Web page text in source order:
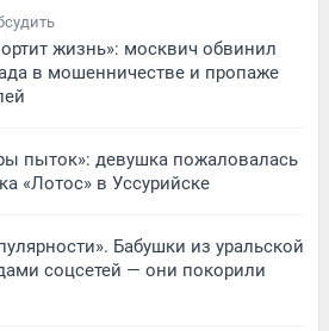
жизнь»: москвич обвинил
в мошенничестве и пропаже
пыток»: девушка пожаловалась
«Лотос» в Уссурийске
Бабушки из уральской
соцсетей — они покорили